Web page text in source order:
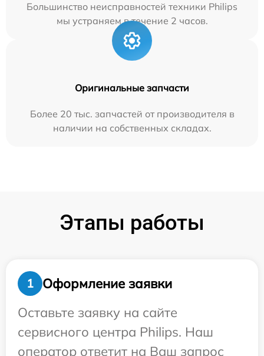
Большинство неисправностей техники Philips
мы устраняем в течение 2 часов.
Оригинальные запчасти
Более 20 тыс. запчастей от производителя в
наличии на собственных складах.
Этапы работы
1
Оформление заявки
Оставьте заявку на сайте
сервисного центра Philips. Наш
оператор ответит на Ваш запрос